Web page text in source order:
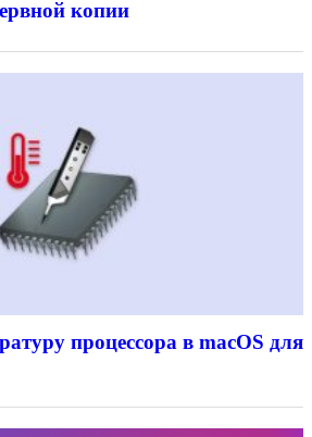
копии
процессора в macOS для